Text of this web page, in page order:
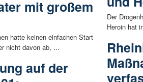
mit großem
hatte keinen einfachen Start
nicht davon ab, ...
auf der
Der
Heroin hat